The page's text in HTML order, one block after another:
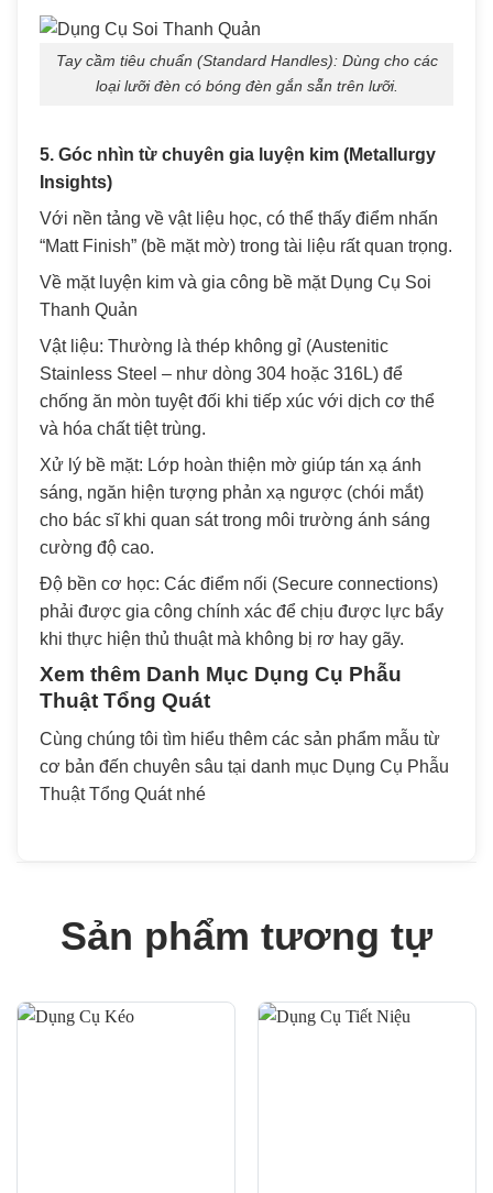
Tay cầm tiêu chuẩn (Standard Handles): Dùng cho các
loại lưỡi đèn có bóng đèn gắn sẵn trên lưỡi.
5. Góc nhìn từ chuyên gia luyện kim (Metallurgy
Insights)
Với nền tảng về vật liệu học, có thể thấy điểm nhấn
“Matt Finish” (bề mặt mờ) trong tài liệu rất quan trọng.
Về mặt luyện kim và gia công bề mặt Dụng Cụ Soi
Thanh Quản
Vật liệu: Thường là thép không gỉ (Austenitic
Stainless Steel – như dòng 304 hoặc 316L) để
chống ăn mòn tuyệt đối khi tiếp xúc với dịch cơ thể
và hóa chất tiệt trùng.
Xử lý bề mặt: Lớp hoàn thiện mờ giúp tán xạ ánh
sáng, ngăn hiện tượng phản xạ ngược (chói mắt)
cho bác sĩ khi quan sát trong môi trường ánh sáng
cường độ cao.
Độ bền cơ học: Các điểm nối (Secure connections)
phải được gia công chính xác để chịu được lực bẩy
khi thực hiện thủ thuật mà không bị rơ hay gãy.
Xem thêm Danh Mục Dụng Cụ Phẫu
Thuật Tổng Quát
Cùng chúng tôi tìm hiểu thêm các sản phẩm mẫu từ
cơ bản đến chuyên sâu tại danh mục Dụng Cụ Phẫu
Thuật Tổng Quát nhé
Sản phẩm tương tự